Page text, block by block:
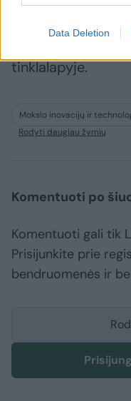
Data Deletion
Visi kvietimo
tinklalapyje.
Mokslo inovacijų ir
Rodyti daugiau žymių
Komentuoti po
Komentuoti gali tik
Prisijunkite prie
bendruomenės ir